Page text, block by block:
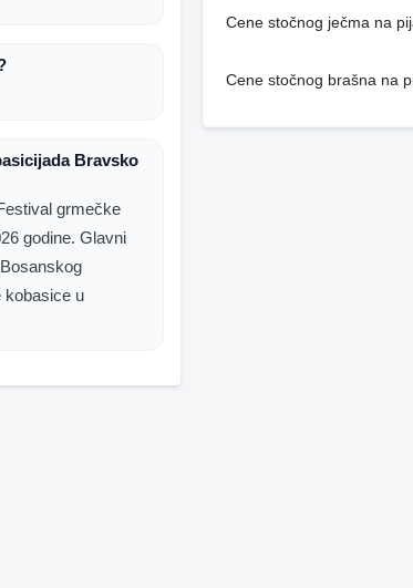
Bravsko
grmečke
godine. Glavni
kobasice u
Cene stočnog ječma na
Cene stočnog brašna na